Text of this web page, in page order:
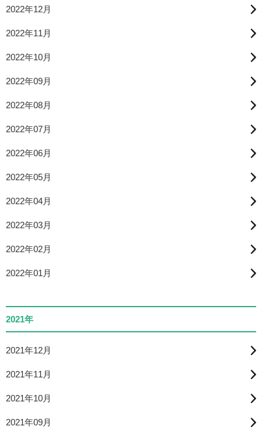
2022年12月
2022年11月
2022年10月
2022年09月
2022年08月
2022年07月
2022年06月
2022年05月
2022年04月
2022年03月
2022年02月
2022年01月
2021年
2021年12月
2021年11月
2021年10月
2021年09月